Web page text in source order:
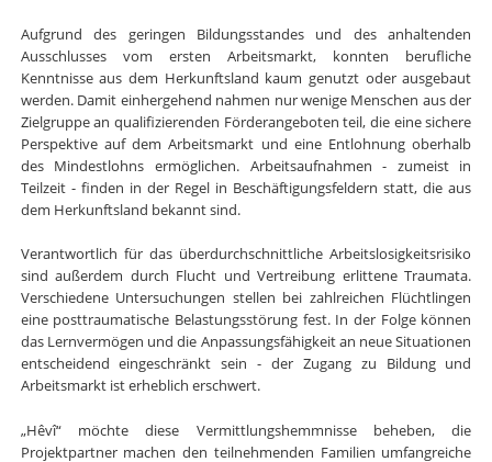
Aufgrund des geringen Bildungsstandes und des anhaltenden
Ausschlusses vom ersten Arbeitsmarkt, konnten berufliche
Kenntnisse aus dem Herkunftsland kaum genutzt oder ausgebaut
werden. Damit einhergehend nahmen nur wenige Menschen aus der
Zielgruppe an qualifizierenden Förderangeboten teil, die eine sichere
Perspektive auf dem Arbeitsmarkt und eine Entlohnung oberhalb
des Mindestlohns ermöglichen. Arbeitsaufnahmen - zumeist in
Teilzeit - finden in der Regel in Beschäftigungsfeldern statt, die aus
dem Herkunftsland bekannt sind.
Verantwortlich für das überdurchschnittliche Arbeitslosigkeitsrisiko
sind außerdem durch Flucht und Vertreibung erlittene Traumata.
Verschiedene Untersuchungen stellen bei zahlreichen Flüchtlingen
eine posttraumatische Belastungsstörung fest. In der Folge können
das Lernvermögen und die Anpassungsfähigkeit an neue Situationen
entscheidend eingeschränkt sein - der Zugang zu Bildung und
Arbeitsmarkt ist erheblich erschwert.
„Hêvî“ möchte diese Vermittlungshemmnisse beheben, die
Projektpartner machen den teilnehmenden Familien umfangreiche